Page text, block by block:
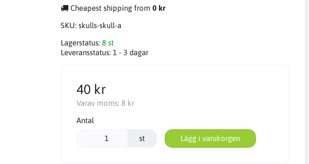
Cheapest shipping from 0 kr
SKU: skulls-skull-a
Lagerstatus: 8 st
Leveransstatus: 1 - 3 dagar
40 kr
Varav moms: 8 kr
Antal
st Lägg i varukorgen